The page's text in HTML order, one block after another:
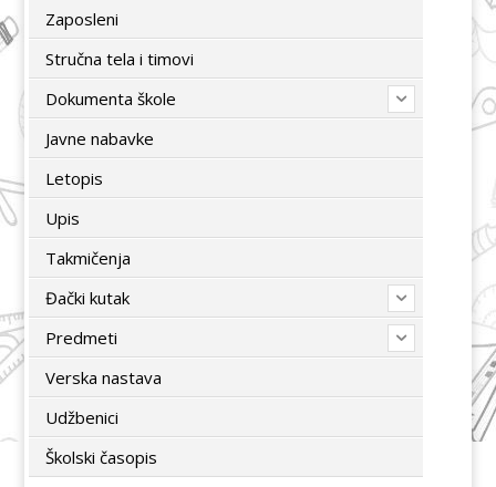
Zaposleni
Stručna tela i timovi
Dokumenta škole
Javne nabavke
Letopis
Upis
Takmičenja
Đački kutak
Predmeti
Verska nastava
Udžbenici
Školski časopis